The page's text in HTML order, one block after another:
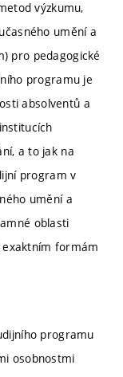
výzkumu,
umění a
pro pedagogické
programu je
absolventů a
a to jak na
program v
umění a
oblasti
exaktním formám
programu
osobnostmi